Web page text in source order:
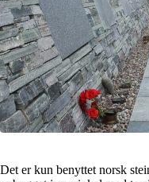
Det er kun benyttet norsk